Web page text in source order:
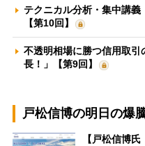
テクニカル分析・集中講
【第10回】
不透明相場に勝つ信用取
長！」【第9回】
戸松信博の明日の爆
【戸松信博